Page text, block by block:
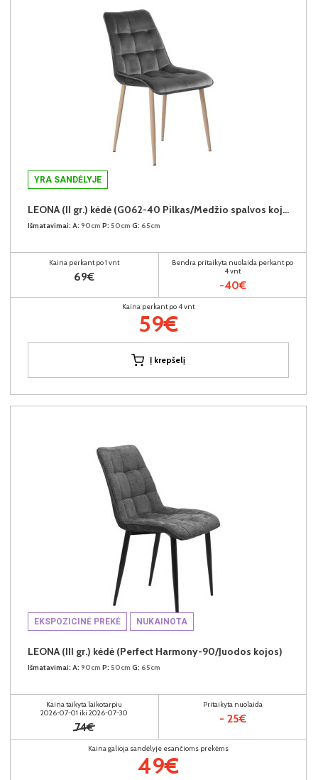
YRA SANDĖLYJE
LEONA (II gr.) kėdė (G062-40 Pilkas/Medžio spalvos kojos)
Išmatavimai: A: 90cm P: 50cm G: 65cm
Kaina perkant po 1 vnt
69€
Bendra pritaikyta nuolaida perkant po
4 vnt
-40€
Kaina perkant po 4 vnt
59€
Į krepšelį
EKSPOZICINĖ PREKĖ NUKAINOTA
LEONA (III gr.) kėdė (Perfect Harmony-90/Juodos kojos)
Išmatavimai: A: 90cm P: 50cm G: 65cm
Kaina taikyta laikotarpiu
2026-07-01 iki 2026-07-30
74€
Pritaikyta nuolaida
- 25€
Kaina galioja sandėlyje esančioms prekėms
49€